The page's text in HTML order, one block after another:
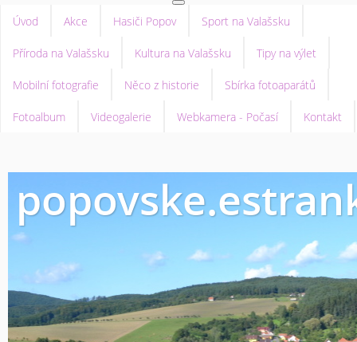
Úvod Akce Hasiči Popov Sport na Valašsku
Příroda na Valašsku Kultura na Valašsku Tipy na výlet
Mobilní fotografie Něco z historie Sbírka fotoaparátů
Fotoalbum Videogalerie Webkamera - Počasí Kontakt